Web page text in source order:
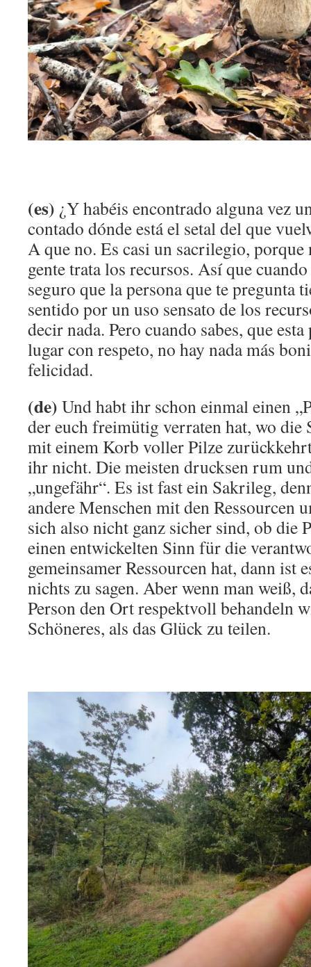
(es) ¿Y habéis encontrado alguna vez
contado dónde está el setal del que
A que no. Es casi un sacrilegio, porque
gente trata los recursos. Así que
seguro que la persona que te pregunta
sentido por un uso sensato de los
decir nada. Pero cuando sabes, que
lugar con respeto, no hay nada más
felicidad.
(de) Und habt ihr schon einmal einen
der euch freimütig verraten hat, wo die
mit einem Korb voller Pilze
ihr nicht. Die meisten drucksen rum
„ungefähr“. Es ist fast ein Sakrileg,
andere Menschen mit den Ressourcen
sich also nicht ganz sicher sind, ob die
einen entwickelten Sinn für die
gemeinsamer Ressourcen hat, dann ist
nichts zu sagen. Aber wenn man weiß,
Person den Ort respektvoll behandeln
Schöneres, als das Glück zu teilen.